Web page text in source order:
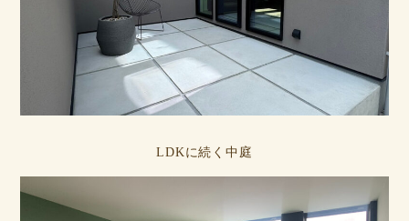
LDKに続く中庭